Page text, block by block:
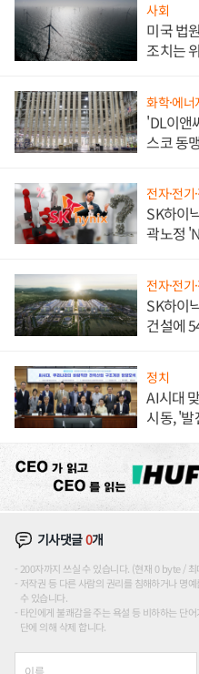
사회
미국 법
조치는
화학·에너
'DL이앤
스코 동
전자·전기
SK하이
곽노정
전자·전기
SK하이
건설에
정치
AI시대
시동, '발
기사댓글0개
200자까지 쓰실 수 있습니다. (현재 0 byte /
저작권 등 다른 사람의 권리를 침해하거나 명
수 있습니다.
타인에게 불쾌감을 주는 욕설 등 비하하는 단
단에 의해 삭제 합니다.